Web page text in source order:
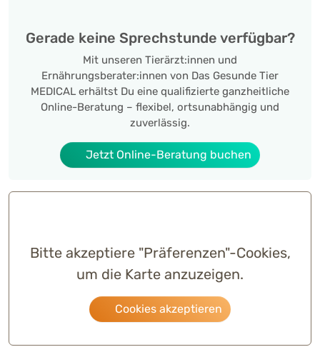
Gerade keine Sprechstunde verfügbar?
Mit unseren Tierärzt:innen und
Ernährungsberater:innen von Das Gesunde Tier
MEDICAL erhältst Du eine qualifizierte ganzheitliche
Online-Beratung – flexibel, ortsunabhängig und
zuverlässig.
Jetzt Online-Beratung buchen
Bitte akzeptiere "Präferenzen"-Cookies,
um die Karte anzuzeigen.
Cookies akzeptieren